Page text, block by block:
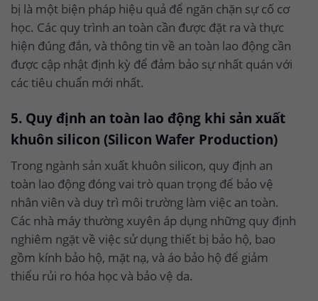
bị là một biện pháp hiệu quả để ngăn chặn sự cố cơ
học. Các quy trình an toàn cần được đặt ra và thực
hiện đúng đắn, và thông tin về an toàn lao động cần
được cập nhật định kỳ để đảm bảo sự nhất quán với
các tiêu chuẩn mới nhất.
5. Quy định an toàn lao động khi sản xuất
khuôn silicon (Silicon Wafer Production)
Trong ngành sản xuất khuôn silicon, quy định an
toàn lao động đóng vai trò quan trọng để bảo vệ
nhân viên và duy trì môi trường làm việc an toàn.
Các nhà máy thường xuyên áp dụng những quy định
nghiêm ngặt về việc sử dụng thiết bị bảo hộ, bao
gồm kính bảo hộ, mặt nạ, và áo bảo hộ để giảm
thiểu rủi ro hóa học và bảo vệ da.